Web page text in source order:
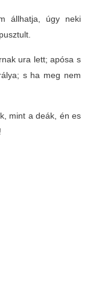
állhatja, úgy neki
ura lett; apósa s
s ha meg nem
mint a deák, én es